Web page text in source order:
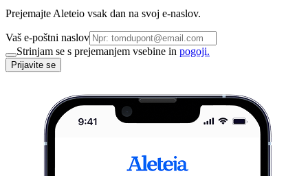
Prejemajte Aleteio vsak dan na svoj e-naslov.
Vaš e-poštni naslov
Strinjam se s prejemanjem vsebine in pogoji.
Prijavite se